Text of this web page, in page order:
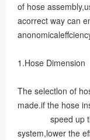
of hose
acorrect way can
1.Hose Dimension
The selectlon of
made.if the
speed up the
system,lower the